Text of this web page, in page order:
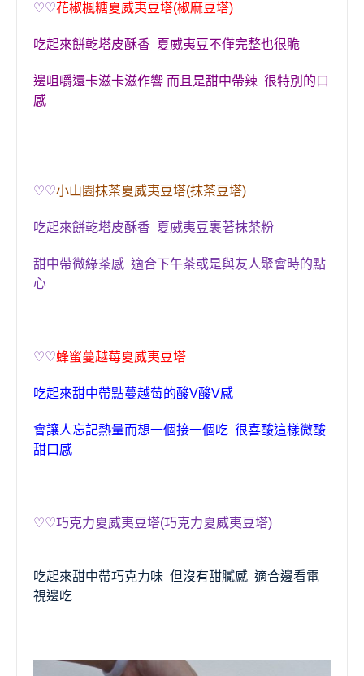
♡♡花椒楓糖夏威夷豆塔(椒麻豆塔)
吃起來餅乾塔皮酥香 夏威夷豆不僅完整也很脆
邊咀嚼還卡滋卡滋作響 而且是甜中帶辣 很特別的口
感
♡♡小山園抹茶夏威夷豆塔(抹茶豆塔)
吃起來餅乾塔皮酥香 夏威夷豆裹著抹茶粉
甜中帶微綠茶感 適合下午茶或是與友人聚會時的點
心
♡♡蜂蜜蔓越莓夏威夷豆塔
吃起來甜中帶點蔓越莓的酸V酸V感
會讓人忘記熱量而想一個接一個吃 很喜酸這樣微酸
甜口感
♡♡巧克力夏威夷豆塔(巧克力夏威夷豆塔)
吃起來甜中帶巧克力味 但沒有甜膩感 適合邊看電
視邊吃